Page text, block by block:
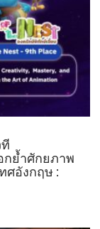
กย้ำศักยภาพ
ศอังกฤษ :